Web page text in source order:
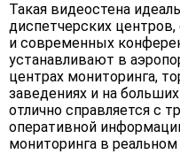
Такая видеостена
диспетчерских
и современных
устанавливают в
центрах мониторинга,
заведениях и на
отлично справляется с
оперативной
мониторинга в